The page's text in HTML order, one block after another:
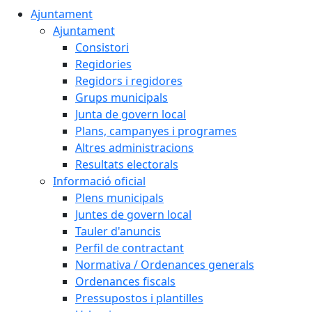
Ajuntament
Ajuntament
Consistori
Regidories
Regidors i regidores
Grups municipals
Junta de govern local
Plans, campanyes i programes
Altres administracions
Resultats electorals
Informació oficial
Plens municipals
Juntes de govern local
Tauler d'anuncis
Perfil de contractant
Normativa / Ordenances generals
Ordenances fiscals
Pressupostos i plantilles